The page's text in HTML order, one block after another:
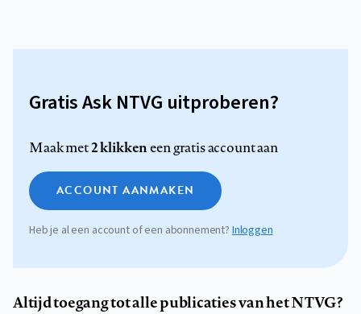
Gratis Ask NTVG uitproberen?
Maak met2 klikkeneen gratis account aan
ACCOUNT AANMAKEN
Heb je al een account of een abonnement?Inloggen
Altijd toegang tot alle publicaties van het NTVG?